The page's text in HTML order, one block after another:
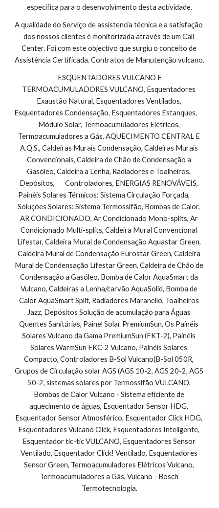
específica para o desenvolvimento desta actividade.
A qualidade do Serviço de assistencia técnica e a satisfação
dos nossos clientes é monitorizada através de um Call
Center. Foi com este objectivo que surgiu o conceito de
Assistência Certificada. Contratos de Manutenção vulcano.
TERMOACUMULADORES VULCANO, Esquentadores
Exaustão Natural, Esquentadores Ventilados,
Esquentadores Condensação, Esquentadores Estanques,
Módulo Solar, Termoacumuladores Elétricos,
Termoacumuladores a Gás, AQUECIMENTO CENTRAL E
A.Q.S., Caldeiras Murais Condensação, Caldeiras Murais
Convencionais, Caldeira de Chão de Condensação a
Gasóleo, Caldeira a Lenha, Radiadores e Toalheiros,
Depósitos,       Controladores, ENERGIAS RENOVÁVEIS,
Painéis Solares Térmicos: Sistema Circulação Forçada,
Soluções Solares: Sistema Termossifão, Bombas de Calor,
AR CONDICIONADO, Ar Condicionado Mono-splits, Ar
Condicionado Multi-splits, Caldeira Mural Convencional
Lifestar, Caldeira Mural de Condensação Aquastar Green,
Caldeira Mural de Condensação Eurostar Green, Caldeira
Mural de Condensação Lifestar Green, Caldeira de Chão de
Condensação a Gasóleo, Bomba de Calor AquaSmart da
Vulcano, Caldeiras a Lenha/carvão AquaSolid, Bomba de
Calor AquaSmart Split, Radiadores Maranello, Toalheiros
Jazz, Depósitos Solução de acumulação para Águas
Quentes Sanitárias, Painel Solar PremiumSun, Os Painéis
Solares Vulcano da Gama PremiumSun (FKT-2), Painéis
Solares WarmSun FKC-2 Vulcano, Painéis Solares
Compacto, Controladores B-Sol Vulcano(B-Sol 050R,
Grupos de Circulação solar AGS (AGS 10-2, AGS 20-2, AGS
50-2, sistemas solares por Termossifão VULCANO,
Bombas de Calor Vulcano - Sistema eficiente de
aquecimento de águas, Esquentador Sensor HDG,
Esquentador Sensor Atmosférico, Esquentador Click HDG,
Esquentadores Vulcano Click, Esquentadores Inteligente,
Esquentador tic-tic VULCANO, Esquentadores Sensor
Ventilado, Esquentador Click! Ventilado, Esquentadores
Sensor Green, Termoacumuladores Elétricos Vulcano,
Termoacumuladores a Gás, Vulcano - Bosch
Termotecnologia.